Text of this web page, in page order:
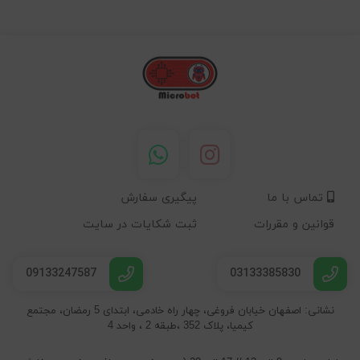
تماس با ما
پیگیری سفارش
قوانین و مقررات
ثبت شکایات در سایت
03133385830
09133247587
نشانی: اصفهان خیابان فروغی، چهار راه خادمی، ابتدای 5 رمضان، مجتمع
کیمیا، پلاک 352 ،طبقه 2 ، واحد 4